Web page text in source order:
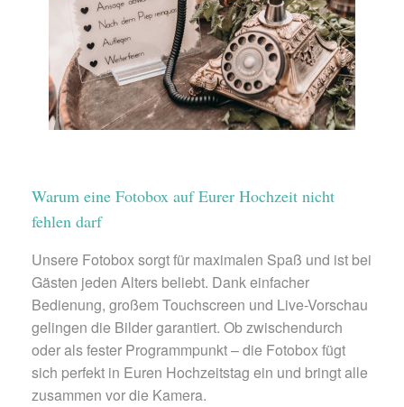
Warum eine Fotobox auf Eurer Hochzeit nicht
fehlen darf
Unsere Fotobox sorgt für maximalen Spaß und ist bei
Gästen jeden Alters beliebt. Dank einfacher
Bedienung, großem Touchscreen und Live-Vorschau
gelingen die Bilder garantiert. Ob zwischendurch
oder als fester Programmpunkt – die Fotobox fügt
sich perfekt in Euren Hochzeitstag ein und bringt alle
zusammen vor die Kamera.